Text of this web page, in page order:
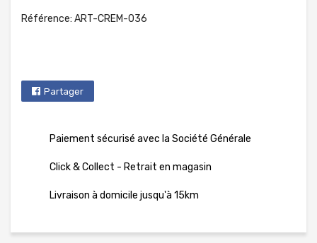
Référence: ART-CREM-036
Partager
Paiement sécurisé avec la Société Générale
Click & Collect - Retrait en magasin
Livraison à domicile jusqu'à 15km